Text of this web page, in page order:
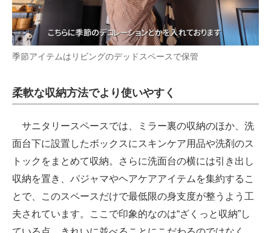
季節アイテムはリビングのデッドスペースで保管
柔軟な収納方法でより使いやすく
サニタリースペースでは、ミラー裏の収納のほか、洗
面台下に設置したボックスにスキンケア用品や洗剤のス
トックをまとめて収納。さらに洗面台の横には引き出し
収納を置き、パジャマやヘアケアアイテムを集約するこ
とで、このスペースだけで最低限の身支度が整うよう工
夫されています。ここで印象的なのは“ざくっと収納”し